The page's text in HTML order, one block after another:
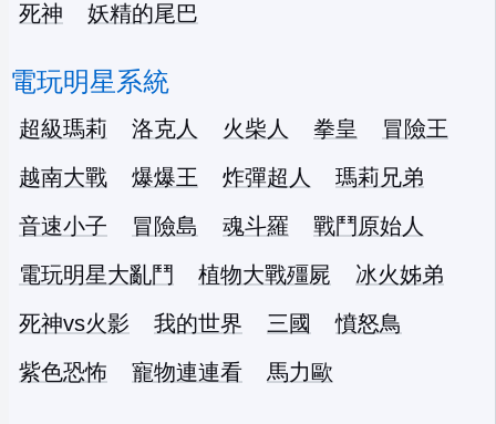
死神
妖精的尾巴
電玩明星系統
超級瑪莉 洛克人 火柴人 拳皇
冒險王
越南大戰
爆爆王 炸彈超人
瑪莉兄弟
音速小子
冒險島 魂斗羅
戰鬥原始人
電玩明星大亂鬥
植物大戰殭屍
冰火姊弟
死神vs火影
我的世界 三國
憤怒鳥
紫色恐怖
寵物連連看 馬力歐